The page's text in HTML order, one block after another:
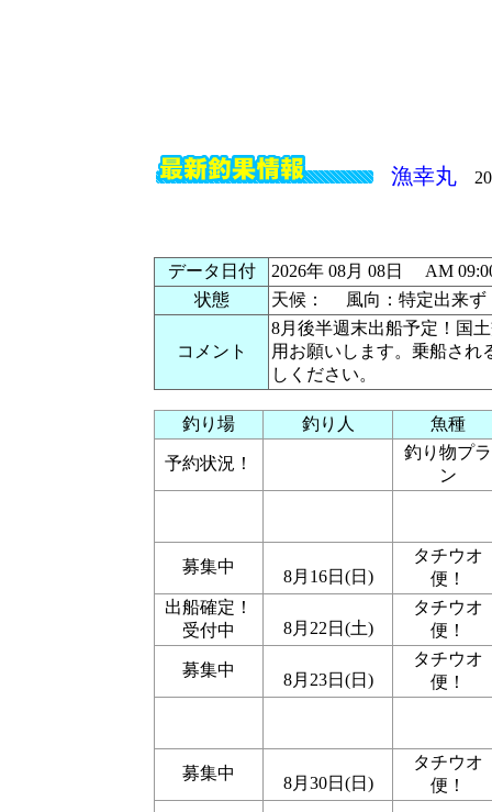
漁幸丸
データ日付
2026年 08月 08日 AM
状態
天候： 風向：特定出来
コメント
8月後半週末出船予定！国
用お願いします。乗船され
しください。
釣り場 釣り人 魚種
予約状況！
釣り物プラ
ン
募集中
8月16日(日)
タチウオ
便！
出船確定！
受付中
8月22日(土)
タチウオ
便！
募集中
8月23日(日)
タチウオ
便！
募集中
8月30日(日)
タチウオ
便！